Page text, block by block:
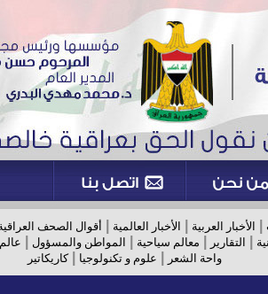
الأخبار العربية الأخبار العالمية أقوال الصحف
التقارير معالم سياحية المواطن والمسؤول
واحة الشعر
علوم و تكنولوجيا |كاريكاتير